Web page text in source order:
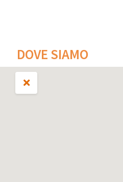
DOVE SIAMO